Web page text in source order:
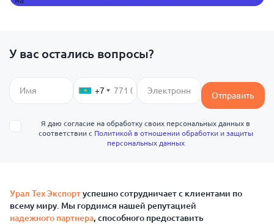
У вас остались вопросы?
+7 Отправить
Я даю согласие на обработку своих персональных данных в
соответствии с Политикой в отношении обработки и защиты
персональных данных
Урал Тех Экспортуспешно сотрудничает с клиентами по
всему миру. Мы гордимся нашей репутацией
надежного партнера, способного предоставить